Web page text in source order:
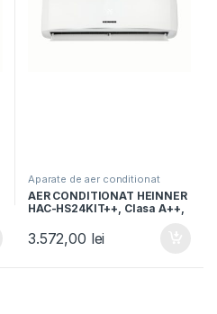
Aparate de aer conditionat
AER CONDITIONAT HEINNER
HAC-HS24KIT++, Clasa A++,
Functie iFeel, Functie Smart,
Alb
3.572,00 lei